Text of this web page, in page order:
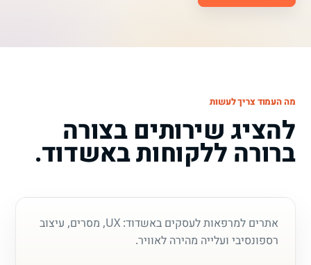
מה העמוד צריך לעשות
להציג שירותים בצורה
ברורה ללקוחות באשדוד.
אתרים למרפאות לעסקים באשדוד: UX, מסרים, עיצוב
רספונסיבי ועלייה מהירה לאוויר.